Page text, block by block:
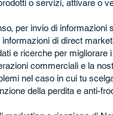
o servizi, attivare o
per invio di
di direct
e ricerche per migliorare
commerciali e la
nel caso in cui tu
della perdita e anti-